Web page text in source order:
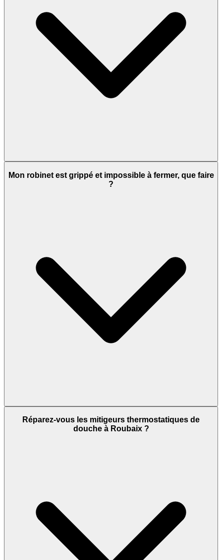
Mon robinet est grippé et impossible à fermer, que faire
?
Réparez-vous les mitigeurs thermostatiques de
douche à Roubaix ?